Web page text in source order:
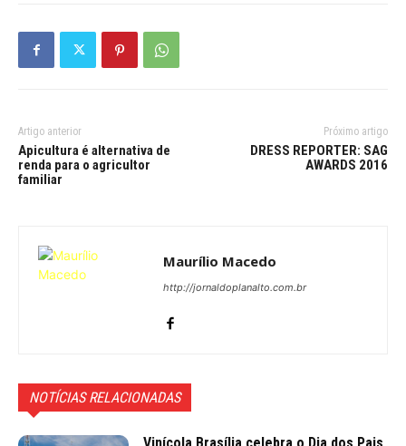
Artigo anterior
Apicultura é alternativa de
renda para o agricultor
familiar
Próximo artigo
DRESS REPORTER: SAG
AWARDS 2016
Maurílio Macedo
http://jornaldoplanalto.com.br
NOTÍCIAS RELACIONADAS